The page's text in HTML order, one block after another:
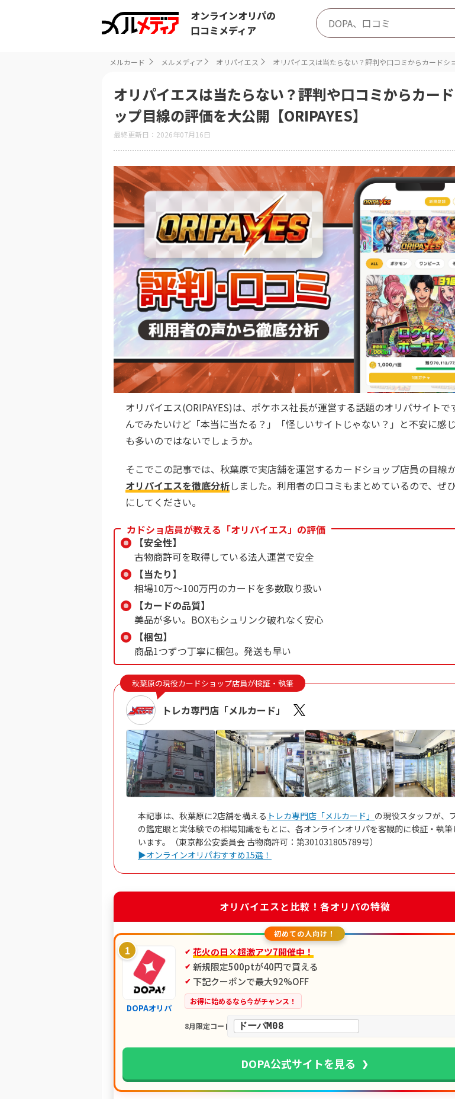
オンラインオリパの
口コミメディア
メルカード メルメディア オリパイエス オリパイエスは当たらない？評判や口コミからカードシ
オリパイエスは当たらない？評判や口コミからカー
ップ目線の評価を大公開【ORIPAYES】
最終更新日：2026年07月16日
オリパイエス(ORIPAYES)は、ポケホス社長が運営する話題のオリパサイトで
んでみたいけど「本当に当たる？」「怪しいサイトじゃない？」と不安に感
も多いのではないでしょうか。
そこでこの記事では、秋葉原で実店舗を運営するカードショップ店員の目線か
オリパイエスを徹底分析しました。利用者の口コミもまとめているので、ぜ
にしてください。
カドショ店員が教える「オリパイエス」の評価
【安全性】
古物商許可を取得している法人運営で安全
【当たり】
相場10万〜100万円のカードを多数取り扱い
【カードの品質】
美品が多い。BOXもシュリンク破れなく安心
【梱包】
商品1つずつ丁寧に梱包。発送も早い
秋葉原の現役カードショップ店員が検証・執筆
トレカ専門店「メルカード」
本記事は、秋葉原に2店舗を構える トレカ専門店「メルカード」 の現役スタッフが、
の鑑定眼と実体験での相場知識をもとに、各オンラインオリパを客観的に検証・執筆
います。（東京都公安委員会 古物商許可：第301031805789号）
▶オンラインオリパおすすめ15選！
オリパイエスと比較！各オリパの特徴
初めての人向け！
1
DOPAオリパ
花火の日×超激アツ7開催中！
新規限定500ptが40円で買える
下記クーポンで最大92%OFF
お得に始めるなら今がチャンス！
8月限定コード ドーパM08
DOPA公式サイトを見る